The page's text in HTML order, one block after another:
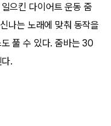
으킨 다이어트 운동 줌
나는 노래에 맞춰 동작을
풀 수 있다. 줌바는 30
.